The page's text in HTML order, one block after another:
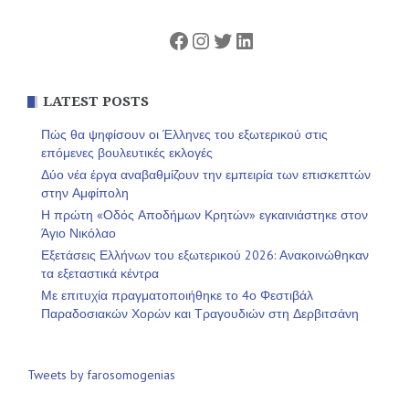
Facebook
Instagram
Twitter
Linkedin
LATEST POSTS
Πώς θα ψηφίσουν οι Έλληνες του εξωτερικού στις
επόμενες βουλευτικές εκλογές
Δύο νέα έργα αναβαθμίζουν την εμπειρία των επισκεπτών
στην Αμφίπολη
Η πρώτη «Οδός Αποδήμων Κρητών» εγκαινιάστηκε στον
Άγιο Νικόλαο
Εξετάσεις Ελλήνων του εξωτερικού 2026: Ανακοινώθηκαν
τα εξεταστικά κέντρα
Με επιτυχία πραγματοποιήθηκε το 4ο Φεστιβάλ
Παραδοσιακών Χορών και Τραγουδιών στη Δερβιτσάνη
Tweets by farosomogenias